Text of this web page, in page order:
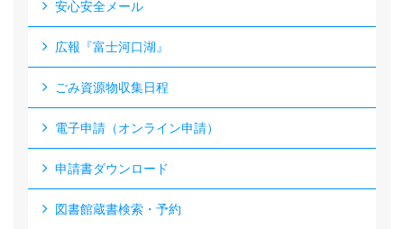
安心安全メール
広報『富士河口湖』
ごみ資源物収集日程
電子申請（オンライン申請）
申請書ダウンロード
図書館蔵書検索・予約